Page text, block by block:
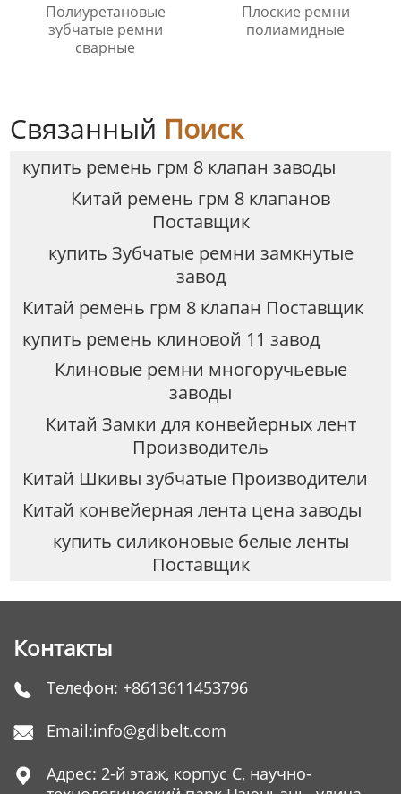
Полиуретановые
зубчатые ремни
сварные
Плоские ремни
полиамидные
Связанный Поиск
купить ремень грм 8 клапан заводы
Китай ремень грм 8 клапанов
Поставщик
купить Зубчатые ремни замкнутые
завод
Китай ремень грм 8 клапан Поставщик
купить ремень клиновой 11 завод
Клиновые ремни многоручьевые
заводы
Китай Замки для конвейерных лент
Производитель
Китай Шкивы зубчатые Производители
Китай конвейерная лента цена заводы
купить силиконовые белые ленты
Поставщик
Контакты
 Телефон: +8613611453796
 Email:info@gdlbelt.com

Адрес: 2-й этаж, корпус C, научно-